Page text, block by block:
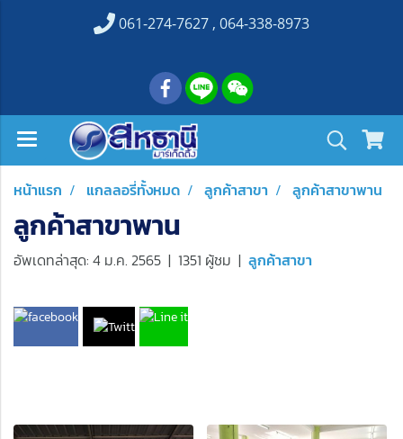
061-274-7627 , 064-338-8973
หน้าแรก แกลลอรี่ทั้งหมด ลูกค้าสาขา ลูกค้าสาขาพาน
ลูกค้าสาขาพาน
อัพเดทล่าสุด: 4 ม.ค. 2565 | 1351 ผู้ชม | ลูกค้าสาขา